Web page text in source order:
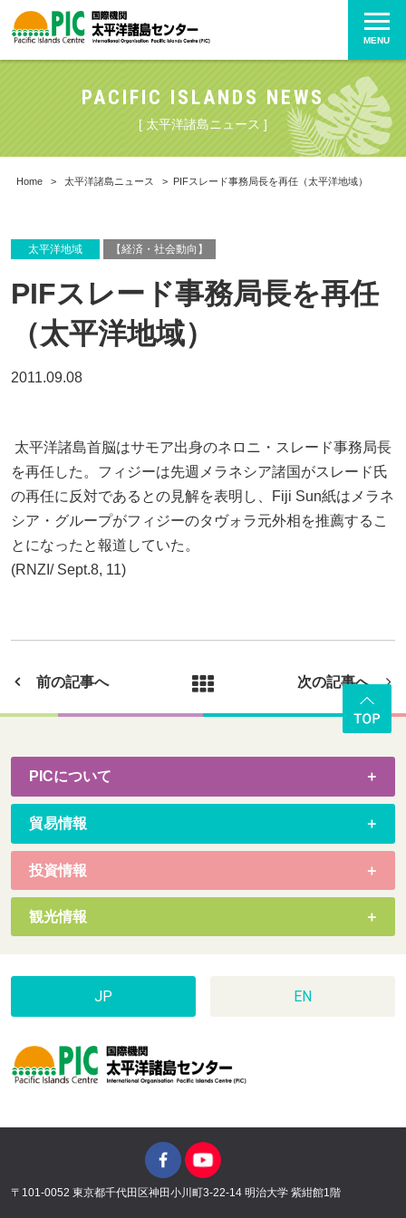
MENU
PACIFIC ISLANDS NEWS
[ 太平洋諸島ニュース ]
Home > 太平洋諸島ニュース > PIFスレード事務局長を再任（太平洋地域）
太平洋地域 【経済・社会動向】
PIFスレード事務局長を再任
（太平洋地域）
2011.09.08
太平洋諸島首脳はサモア出身のネロニ・スレード事務局長
を再任した。フィジーは先週メラネシア諸国がスレード氏
の再任に反対であるとの見解を表明し、Fiji Sun紙はメラネ
シア・グループがフィジーのタヴォラ元外相を推薦するこ
とになったと報道していた。
(RNZI/ Sept.8, 11)
前の記事へ 次の記事へ
PICについて
貿易情報
投資情報
観光情報
JP EN
〒101-0052 東京都千代田区神田小川町3-22-14 明治大学 紫紺館1階